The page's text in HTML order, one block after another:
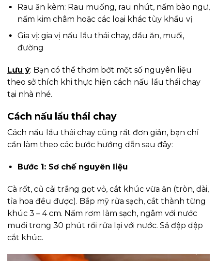
Rau ăn kèm: Rau muống, rau nhút, nấm bào ngư,
nấm kim châm hoặc các loại khác tùy khẩu vị
Gia vị: gia vị nấu lẩu thái chay, dầu ăn, muối,
đường
Lưu ý: Bạn có thể thơm bớt một số nguyên liệu
theo sở thích khi thực hiện cách nấu lẩu thái chay
tại nhà nhé.
Cách nấu lẩu thái chay
Cách nấu lẩu thái chay cũng rất đơn giản, bạn chỉ
cần làm theo các bước hướng dẫn sau đây:
Bước 1: Sơ chế nguyên liệu
Cà rốt, củ cải trắng gọt vỏ, cắt khúc vừa ăn (tròn, dài,
tỉa hoa đều được). Bắp mỹ rửa sạch, cắt thành từng
khúc 3 – 4 cm. Nấm rơm làm sạch, ngâm với nước
muối trong 30 phút rồi rửa lại với nước. Sả đập dập
cắt khúc.